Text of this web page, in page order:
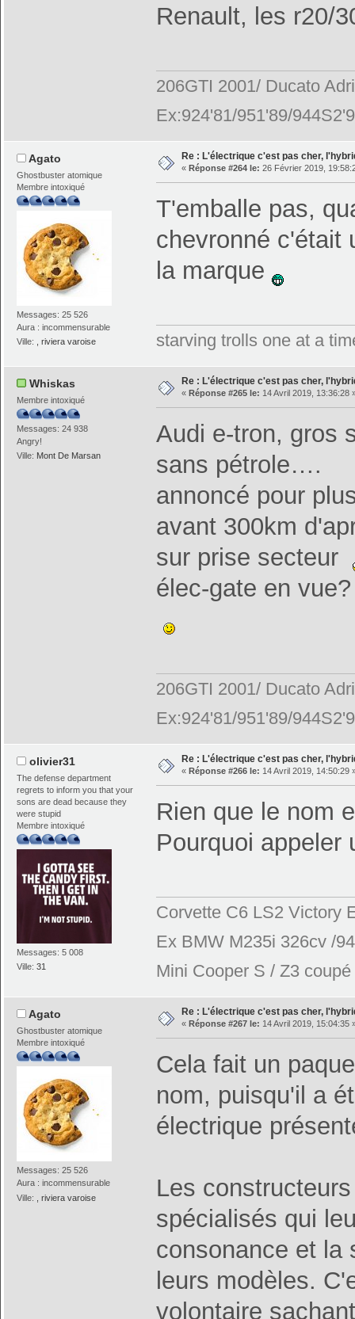
Renault, les r20/
206GTI 2001/ Ducato
Ex:924'81/951'89/
Agato
Ghostbuster atomique
Membre intoxiqué
Messages: 25 526
Aura : incommensurable
Ville:
, riviera varoise
Re : L'électrique c'est pas cher,
« Réponse #264 le: 26 Février 2019,
T'emballe pas,
chevronné c'était
la marque
starving trolls one at a
Whiskas
Membre intoxiqué
Messages: 24 938
Angry!
Ville: Mont De Marsan
Re : L'électrique c'est pas cher,
« Réponse #265 le: 14 Avril 2019, 13:36:28
Audi e-tron, gros
sans pétrole….
annoncé pour
avant 300km
sur prise secteur
élec-gate en vue?
206GTI 2001/ Ducato
Ex:924'81/951'89/
olivier31
The defense department
regrets to inform you that your
sons are dead because they
were stupid
Membre intoxiqué
Messages: 5 008
Ville:31
Re : L'électrique c'est pas cher,
« Réponse #266 le: 14 Avril 2019, 14:50:29
Rien que le nom
Pourquoi appeler
Corvette C6 LS2 Victory
Ex BMW M235i 326cv /
Mini Cooper S / Z3
Agato
Ghostbuster atomique
Membre intoxiqué
Messages: 25 526
Aura : incommensurable
Ville:
, riviera varoise
Re : L'électrique c'est pas cher,
« Réponse #267 le: 14 Avril 2019, 15:04:35
Cela fait un
nom, puisqu'il a
électrique
Les
spécialisés qui
consonance et la
leurs modèles.
volontaire